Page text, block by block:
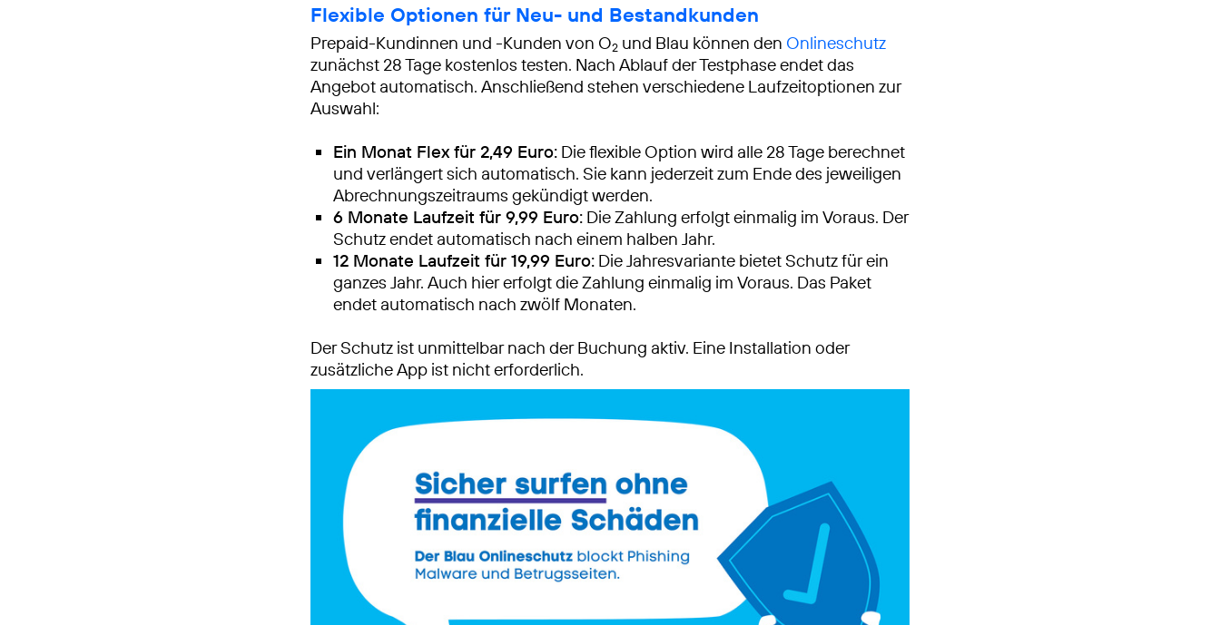
Flexible Optionen für Neu- und Bestandkunden
Prepaid-Kundinnen und -Kunden von O2 und Blau können den Onlineschutz
zunächst 28 Tage kostenlos testen. Nach Ablauf der Testphase endet das
Angebot automatisch. Anschließend stehen verschiedene Laufzeitoptionen zur
Auswahl:
Ein Monat Flex für 2,49 Euro: Die flexible Option wird alle 28 Tage berechnet
und verlängert sich automatisch. Sie kann jederzeit zum Ende des jeweiligen
Abrechnungszeitraums gekündigt werden.
6 Monate Laufzeit für 9,99 Euro: Die Zahlung erfolgt einmalig im Voraus. Der
Schutz endet automatisch nach einem halben Jahr.
12 Monate Laufzeit für 19,99 Euro: Die Jahresvariante bietet Schutz für ein
ganzes Jahr. Auch hier erfolgt die Zahlung einmalig im Voraus. Das Paket
endet automatisch nach zwölf Monaten.
Der Schutz ist unmittelbar nach der Buchung aktiv. Eine Installation oder
zusätzliche App ist nicht erforderlich.